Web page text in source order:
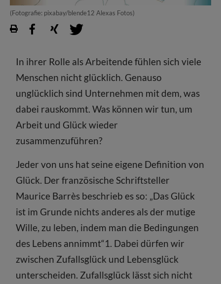
(Fotografie: pixabay/blende12 Alexas Fotos)
In ihrer Rolle als Arbeitende fühlen sich viele
Menschen nicht glücklich. Genauso
unglücklich sind Unternehmen mit dem, was
dabei rauskommt. Was können wir tun, um
Arbeit und Glück wieder
zusammenzuführen?
Jeder von uns hat seine eigene Definition von
Glück. Der französische Schriftsteller
Maurice Barrès beschrieb es so: „Das Glück
ist im Grunde nichts anderes als der mutige
Wille, zu leben, indem man die Bedingungen
des Lebens annimmt“1. Dabei dürfen wir
zwischen Zufallsglück und Lebensglück
unterscheiden. Zufallsglück lässt sich nicht